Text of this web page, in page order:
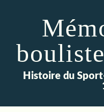
Histoire du